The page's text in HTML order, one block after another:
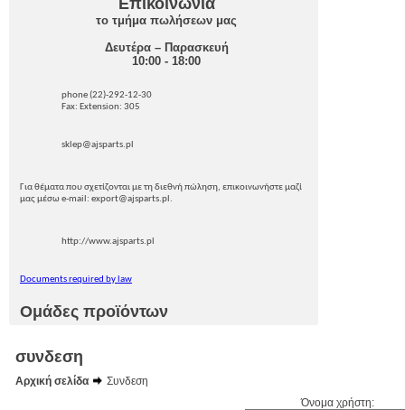
Επικοινωνία
το τμήμα πωλήσεων μας
Δευτέρα – Παρασκευή
10:00 - 18:00
phone (22)-292-12-30
Fax: Extension: 305
sklep@ajsparts.pl
Για θέματα που σχετίζονται με τη διεθνή πώληση, επικοινωνήστε μαζί
μας μέσω e-mail: export@ajsparts.pl.
http://www.ajsparts.pl
Documents required by law
Ομάδες προϊόντων
συνδεση
Αρχική σελίδα
Συνδεση
Όνομα χρήστη: